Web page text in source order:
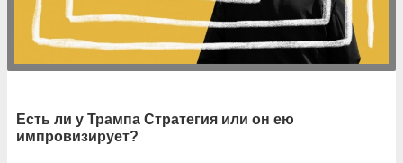
Есть ли у Трампа Стратегия или он ею
импровизирует?